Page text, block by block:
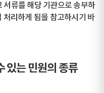
서류를 해당 기관으로 송부하
처리하게 됨을 참고하시기 바
있는 민원의 종류